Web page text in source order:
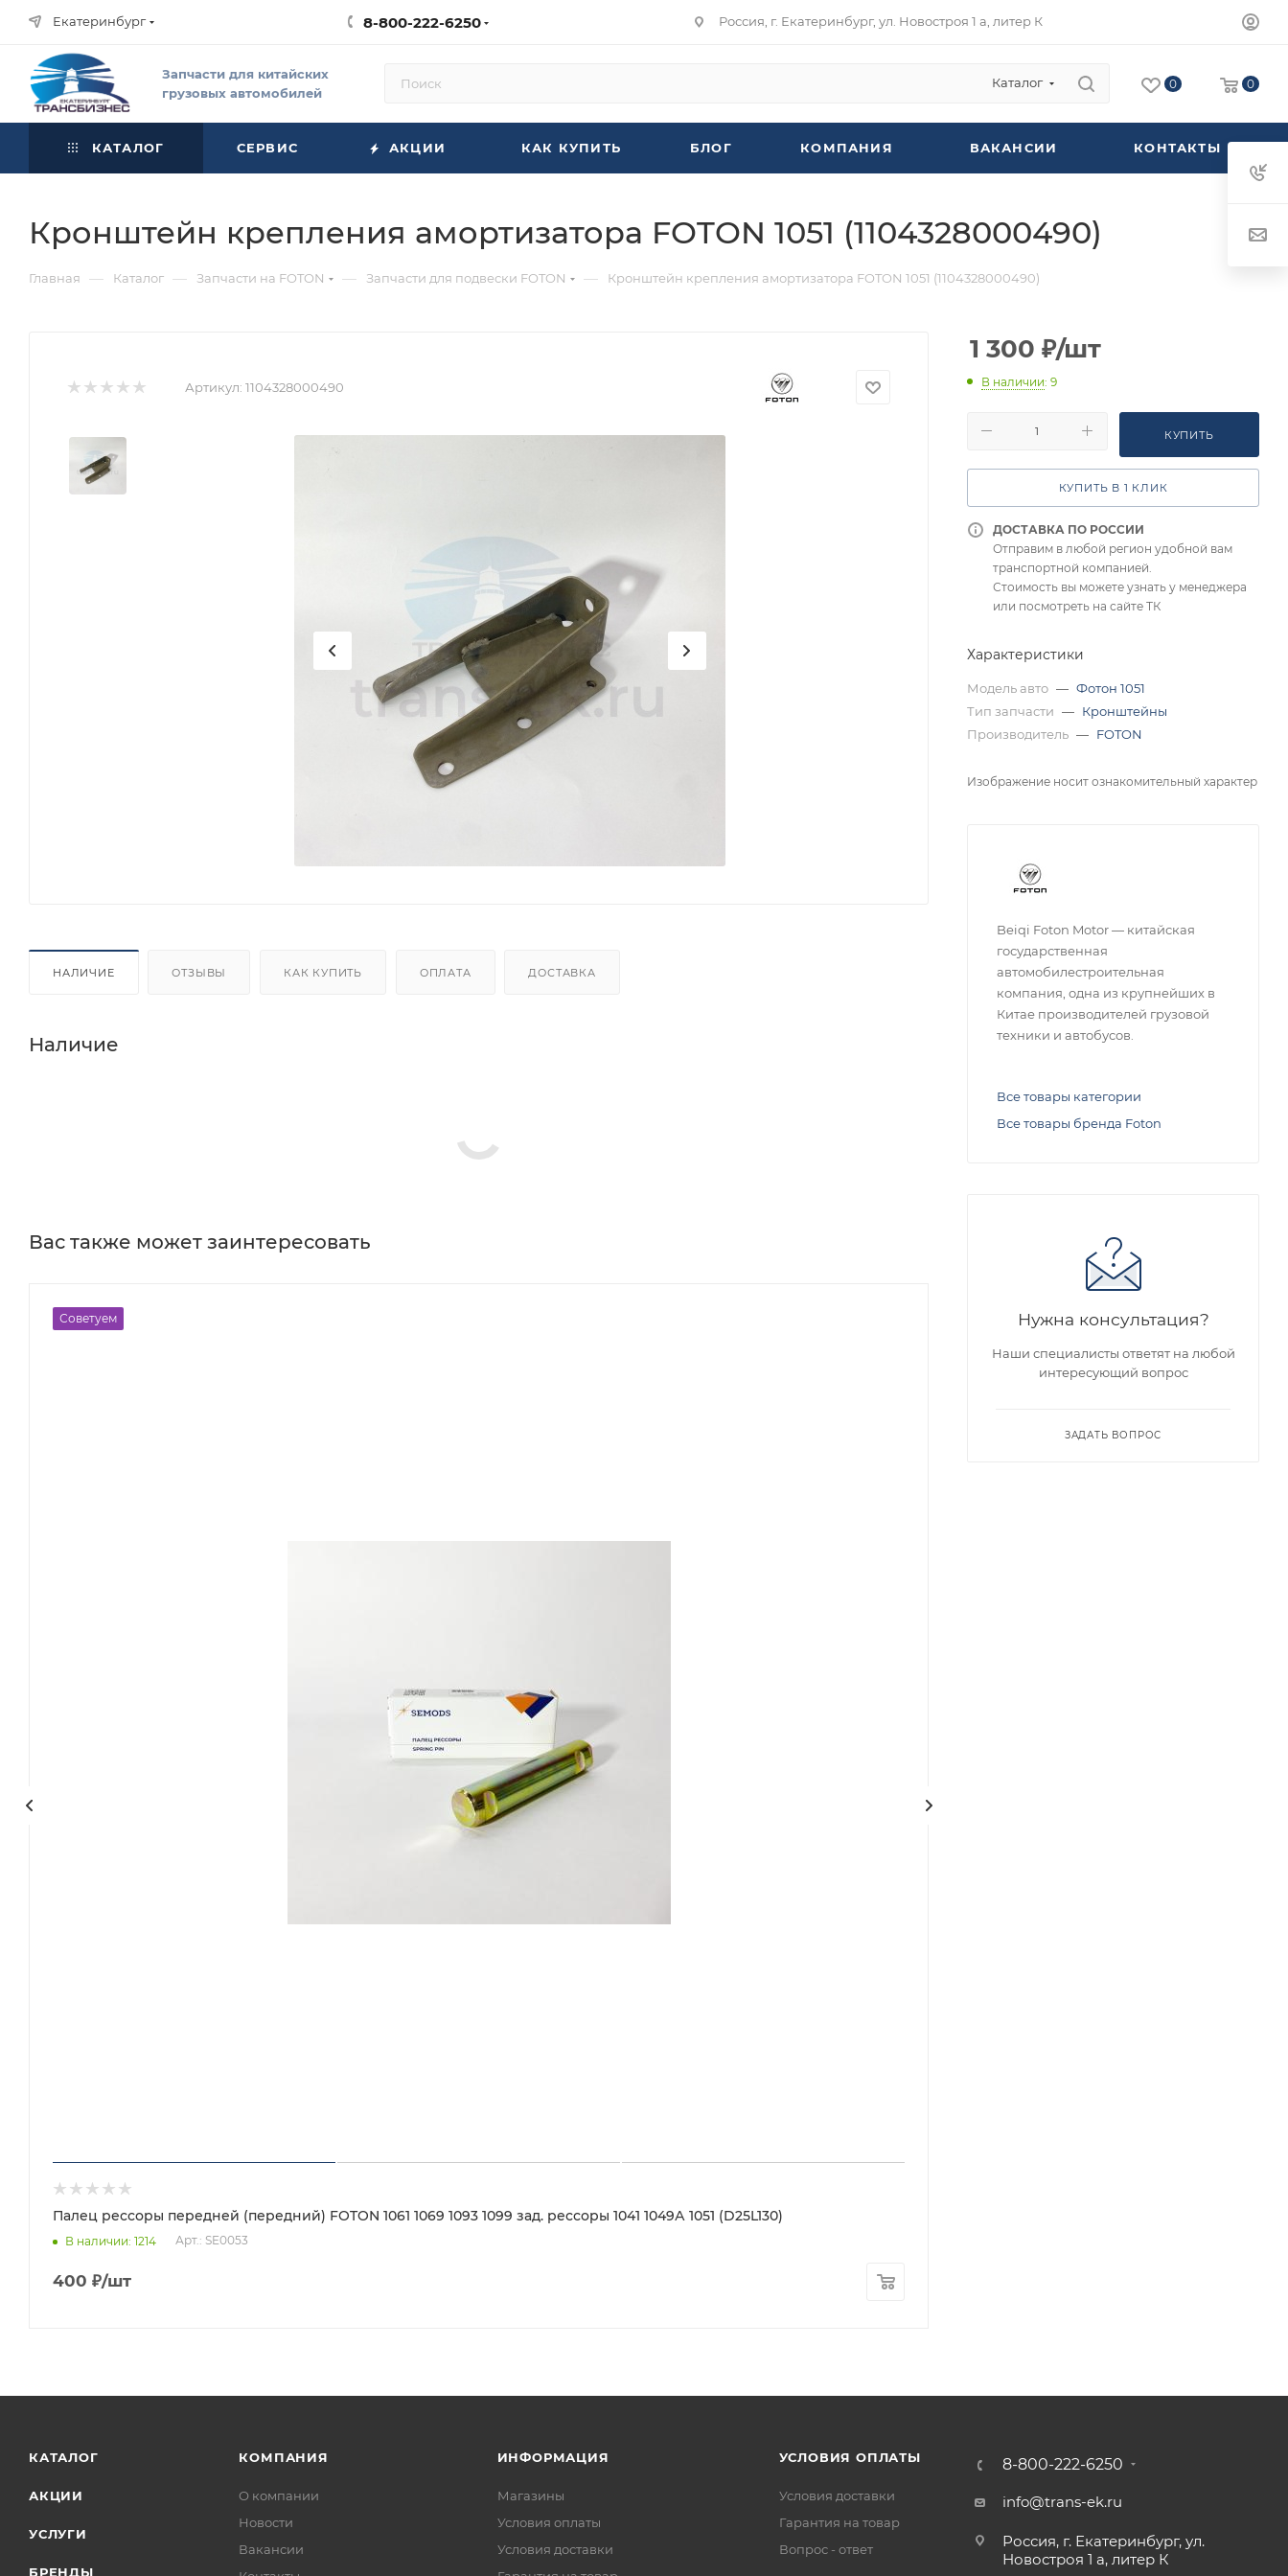
Екатеринбург 8-800-222-6250 Россия, г. Екатеринбург, ул. Новостроя 1 а, литер К
Запчасти для китайских
грузовых автомобилей
Каталог 0 0
КАТАЛОГ СЕРВИС АКЦИИ КАК КУПИТЬ БЛОГ КОМПАНИЯ ВАКАНСИИ КОНТАКТЫ
Кронштейн крепления амортизатора FOTON 1051 (1104328000490)
Главная — Каталог — Запчасти на FOTON — Запчасти для подвески FOTON — Кронштейн крепления амортизатора FOTON 1051 (1104328000490)
Артикул: 1104328000490
НАЛИЧИЕ ОТЗЫВЫ КАК КУПИТЬ ОПЛАТА ДОСТАВКА
Наличие
Вас также может заинтересовать
Советуем
Палец рессоры передней (передний) FOTON 1061 1069 1093 1099 зад. рессоры 1041 1049А 1051 (D25L130)
В наличии: 1214 Арт.: SE0053
400 ₽/шт
1 300 ₽/шт
В наличии: 9
КУПИТЬ
КУПИТЬ В 1 КЛИК
ДОСТАВКА ПО РОССИИ
Отправим в любой регион удобной вам
транспортной компанией.
Стоимость вы можете узнать у менеджера
или посмотреть на сайте ТК
Характеристики
Модель авто — Фотон 1051
Тип запчасти — Кронштейны
Производитель — FOTON
Изображение носит ознакомительный характер
Beiqi Foton Motor — китайская
государственная
автомобилестроительная
компания, одна из крупнейших в
Китае производителей грузовой
техники и автобусов.
Все товары категории
Все товары бренда Foton
Нужна консультация?
Наши специалисты ответят на любой
интересующий вопрос
ЗАДАТЬ ВОПРОС
КАТАЛОГ
АКЦИИ
УСЛУГИ
БРЕНДЫ
КОМПАНИЯ
О компании
Новости
Вакансии
ИНФОРМАЦИЯ
Магазины
Условия оплаты
Условия доставки
УСЛОВИЯ ОПЛАТЫ
Условия доставки
Гарантия на товар
Вопрос - ответ
8-800-222-6250
info@trans-ek.ru
Россия, г. Екатеринбург, ул.
Новостроя 1 а, литер К